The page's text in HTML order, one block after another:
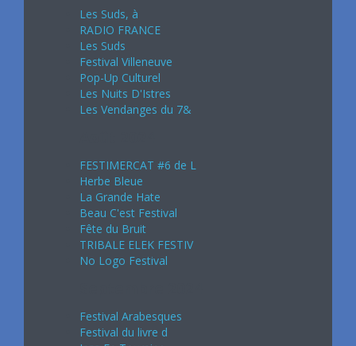
Les Suds, à
RADIO FRANCE
Les Suds
Festival Villeneuve
Pop-Up Culturel
Les Nuits D'Istres
Les Vendanges du 7&
FESTIMERCAT #6 de L
Herbe Bleue
La Grande Hate
Beau C'est Festival
Fête du Bruit
TRIBALE ELEK FESTIV
No Logo Festival
Festival Arabesques
Festival du livre d